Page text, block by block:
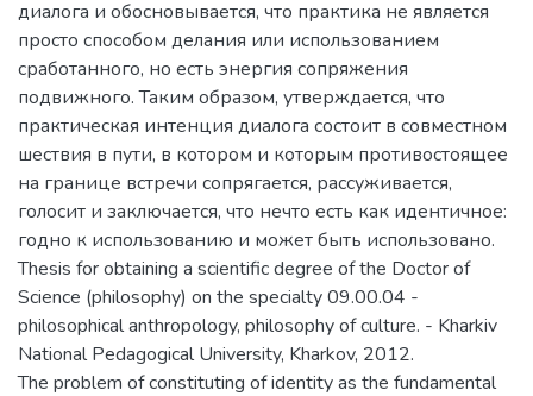
диалога и обосновывается, что практика не является
просто способом делания или использованием
сработанного, но есть энергия сопряжения
подвижного. Таким образом, утверждается, что
практическая интенция диалога состоит в совместном
шествия в пути, в котором и которым противостоящее
на границе встречи сопрягается, рассуживается,
голосит и заключается, что нечто есть как идентичное:
годно к использованию и может быть использовано.
Thesis for obtaining a scientific degree of the Doctor of
Science (philosophy) on the specialty 09.00.04 -
philosophical anthropology, philosophy of culture. - Kharkiv
National Pedagogical University, Kharkov, 2012.
The problem of constituting of identity as the fundamental